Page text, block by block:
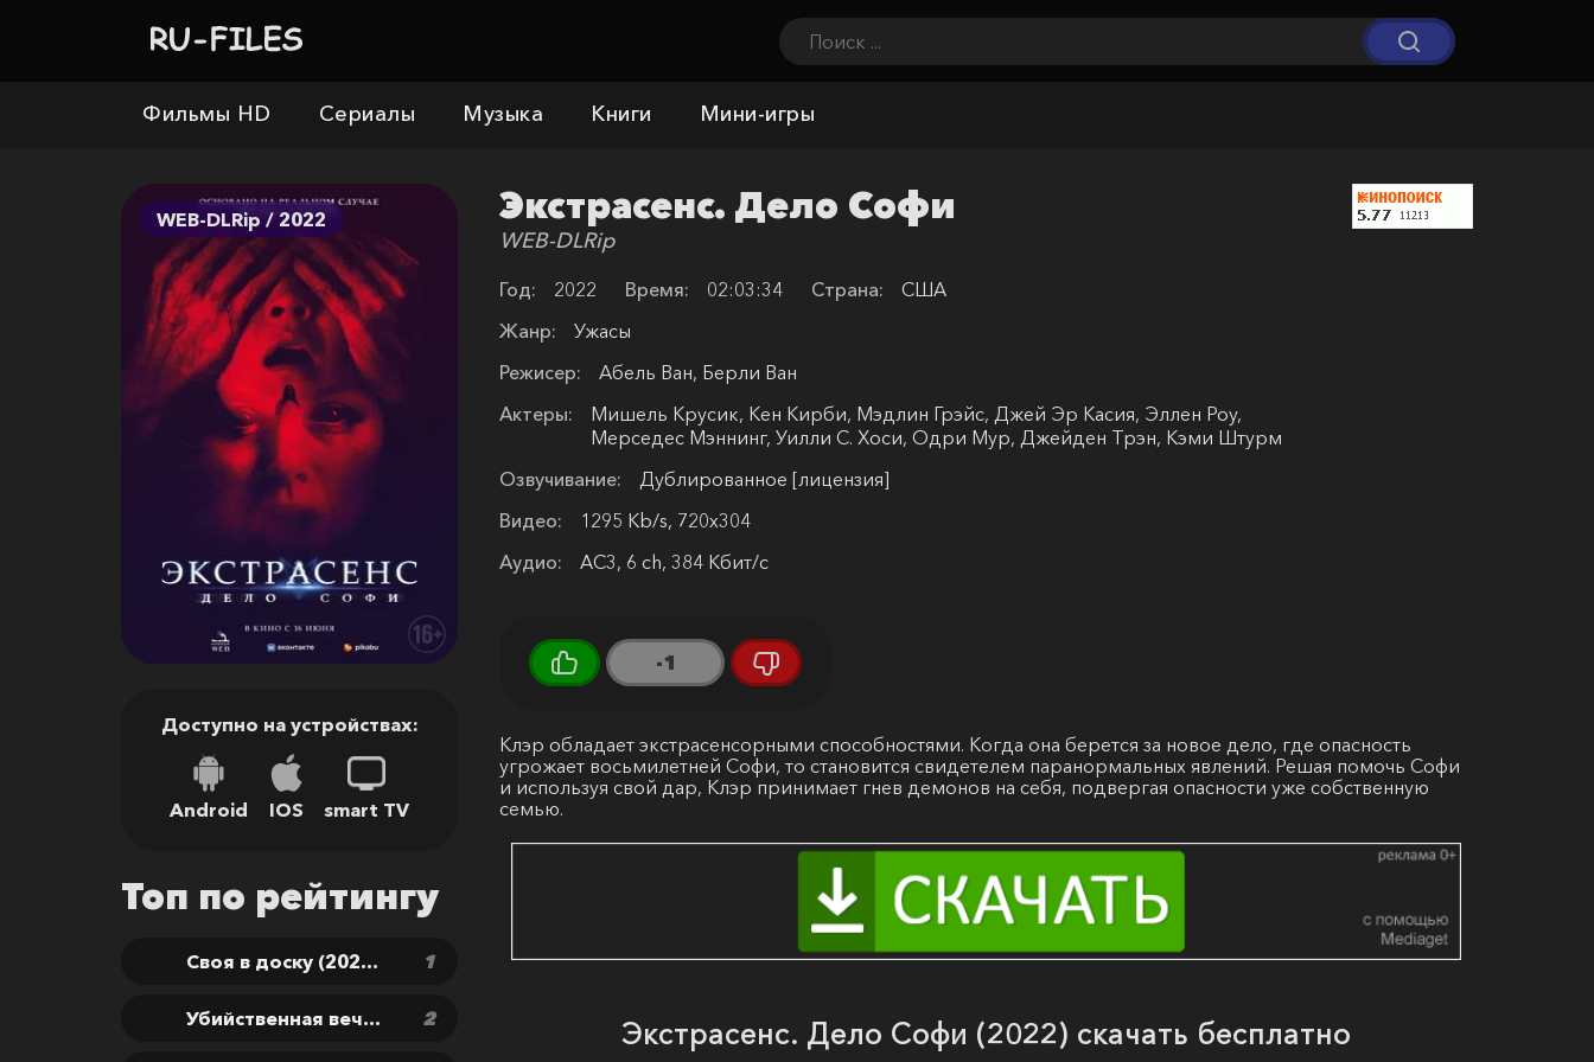
Фильмы HD Сериалы Музыка Книги Мини-игры
Экстрасенс. Дело Софи
WEB-DLRip
Год: 2022 Время: 02:03:34 Страна:
США
Жанр:
Ужасы
Режисер:
Абель Ван, Берли Ван
Актеры:
Мишель Крусик, Кен Кирби, Мэдлин Грэйс, Джей Эр Касия, Эллен Роу,
Мерседес Мэннинг, Уилли С. Хоси, Одри Мур, Джейден Трэн, Кэми Штурм
Озвучивание:
Дублированное [лицензия]
Видео:
1295 Kb/s, 720x304
Аудио:
AC3, 6 ch, 384 Кбит/с
-1
Клэр обладает экстрасенсорными способностями. Когда она берется за новое дело, где опасность
угрожает восьмилетней Софи, то становится свидетелем паранормальных явлений. Решая помочь Софи
и используя свой дар, Клэр принимает гнев демонов на себя, подвергая опасности уже собственную
семью.
Экстрасенс. Дело Софи (2022) скачать бесплатно
WEB-DLRip / 2022
Доступно на устройствах:
Android IOS smart TV
Топ по рейтингу
Своя в доску (2026) скачать бесплатно
Убийственная вечеринка (2025) скачать бесплатно